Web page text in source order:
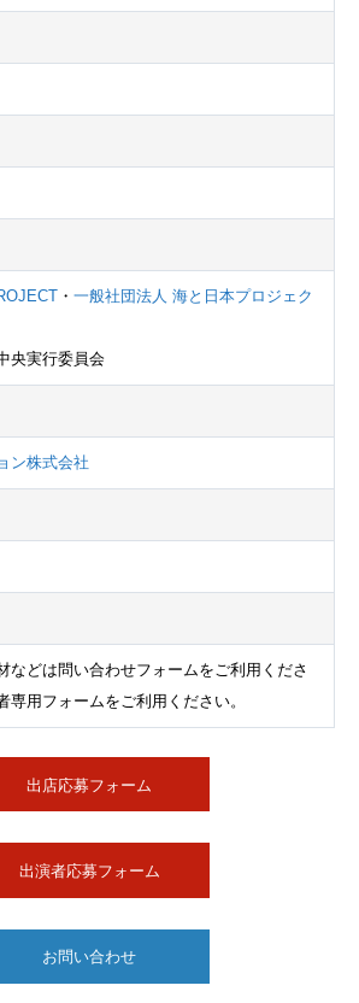
・ 一般社団法人 海と日本プロジェク
央実行委員会
ン株式会社
などは問い合わせフォームをご利用くださ
専用フォームをご利用ください。
出店応募フォーム
出演者応募フォーム
お問い合わせ